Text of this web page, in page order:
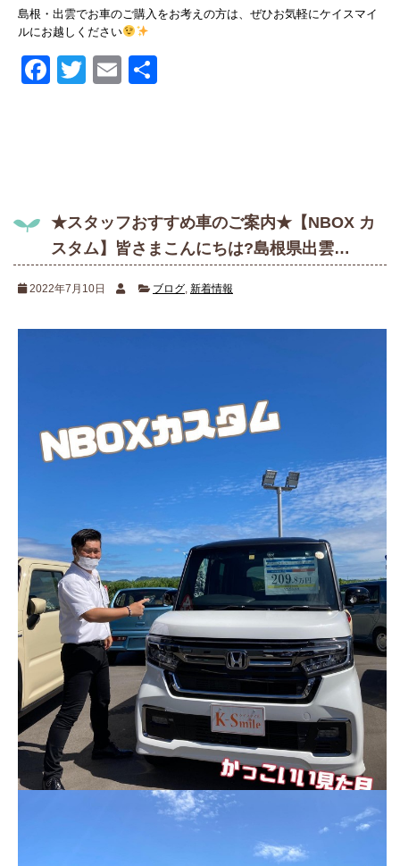
島根・出雲でお車のご購入をお考えの方は、ぜひお気軽にケイスマイ
ルにお越しください
Facebook
Twitter
Email
★スタッフおすすめ車のご案内★【NBOX カ
スタム】皆さまこんにちは?島根県出雲…
2022年7月10日 ブログ 新着情報